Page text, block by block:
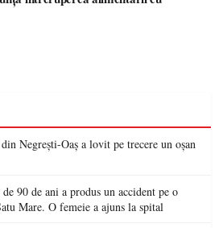
Negrești-Oaș a lovit pe trecere un oșan
90 de ani a produs un accident pe o
Mare. O femeie a ajuns la spital